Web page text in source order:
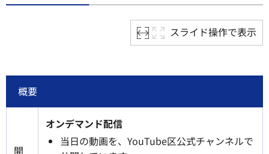
スライド操作で表示
概要
開
オンデマンド配信
当日の動画を、YouTube区公式チャンネルで